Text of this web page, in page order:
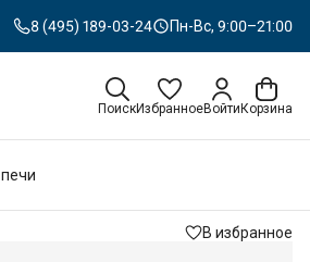
8 (495) 189-03-24 Пн-Вс, 9:00–21:00
ПоискИзбранноеВойти Корзина
В избранное